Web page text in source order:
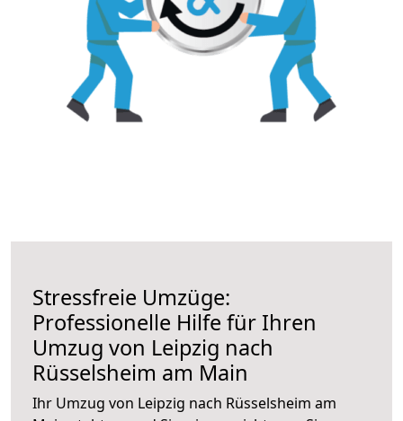
Stressfreie Umzüge:
Professionelle Hilfe für Ihren
Umzug von Leipzig nach
Rüsselsheim am Main
Ihr Umzug von Leipzig nach Rüsselsheim am